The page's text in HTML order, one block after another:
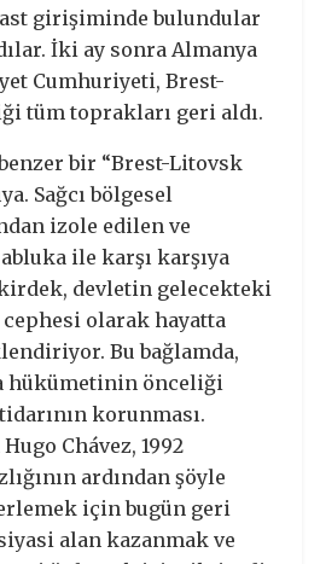
girişiminde bulundular
İki ay sonra Almanya
Cumhuriyeti, Brest-
tüm toprakları geri aldı.
bir “Brest-Litovsk
Sağcı bölgesel
izole edilen ve
ile karşı karşıya
devletin gelecekteki
olarak hayatta
Bu bağlamda,
hükümetinin önceliği
korunması.
Chávez, 1992
ardından şöyle
için bugün geri
alan kazanmak ve